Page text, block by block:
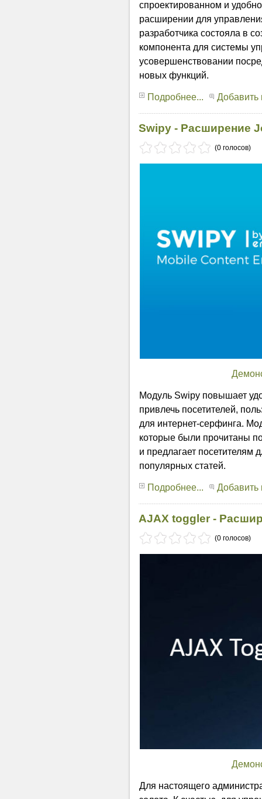
спроектированном и
расширении для
разработчика состояла в
компонента для системы
усовершенствовании
новых функций.
Подробнее... Добавить
Swipy - Расширение
(0 голосов)
Модуль Swipy повышает
привлечь посетителей,
для интернет-серфинга.
которые были прочитаны
и предлагает посетителям
популярных статей.
Подробнее... Добавить
AJAX toggler -
(0 голосов)
Для настоящего